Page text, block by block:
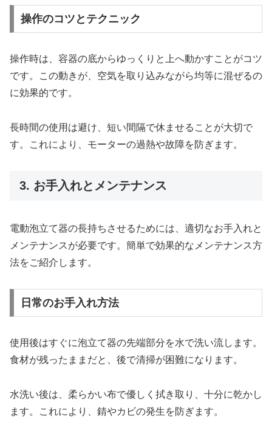
操作のコツとテクニック
操作時は、容器の底からゆっくりと上へ動かすことがコツ
です。この動きが、空気を取り込みながら均等に混ぜるの
に効果的です。
長時間の使用は避け、短い間隔で休ませることが大切で
す。これにより、モーターの過熱や故障を防ぎます。
3. お手入れとメンテナンス
電動泡立て器の長持ちさせるためには、適切なお手入れと
メンテナンスが必要です。簡単で効果的なメンテナンス方
法をご紹介します。
日常のお手入れ方法
使用後はすぐに泡立て器の先端部分を水で洗い流します。
食材が残ったままだと、後で清掃が困難になります。
水洗い後は、柔らかい布で優しく拭き取り、十分に乾かし
ます。これにより、錆やカビの発生を防ぎます。